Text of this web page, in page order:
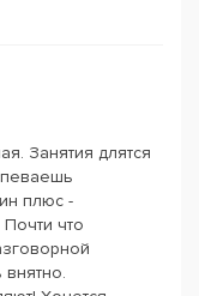
Занятия длятся
плюс -
что
внятно.